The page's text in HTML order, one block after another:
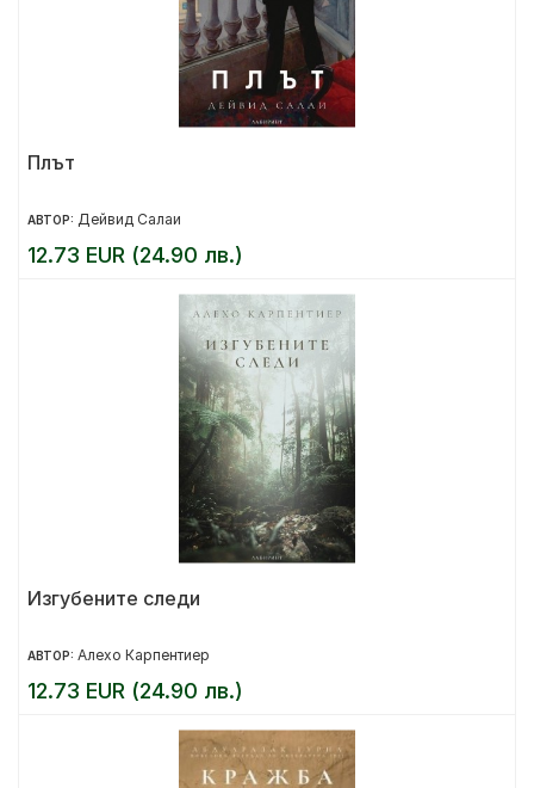
Плът
АВТОР: Дейвид Салаи
12.73 EUR (24.90 лв.)
Изгубените следи
АВТОР: Алехо Карпентиер
12.73 EUR (24.90 лв.)